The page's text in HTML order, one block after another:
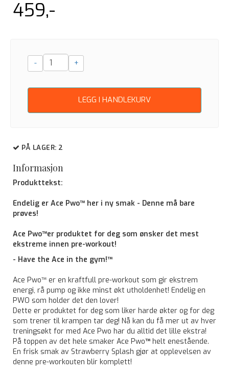
459,-
- +
LEGG I HANDLEKURV
PÅ LAGER: 2
Informasjon
Produkttekst:
Endelig er Ace Pwo™ her i ny smak - Denne må bare
prøves!
Ace Pwo™er produktet for deg som ønsker det mest
ekstreme innen pre-workout!
- Have the Ace in the gym!™
Ace Pwo™ er en kraftfull pre-workout som gir ekstrem
energi, rå pump og ikke minst økt utholdenhet! Endelig en
PWO som holder det den lover!
Dette er produktet for deg som liker harde økter og for deg
som trener til krampen tar deg! Nå kan du få mer ut av hver
treningsøkt for med Ace Pwo har du alltid det lille ekstra!
På toppen av det hele smaker Ace Pwo™ helt enestående.
En frisk smak av Strawberry Splash gjør at opplevelsen av
denne pre-workouten blir komplett!